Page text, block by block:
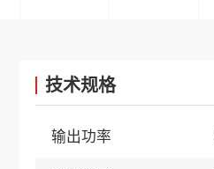
技术规格
输出功率